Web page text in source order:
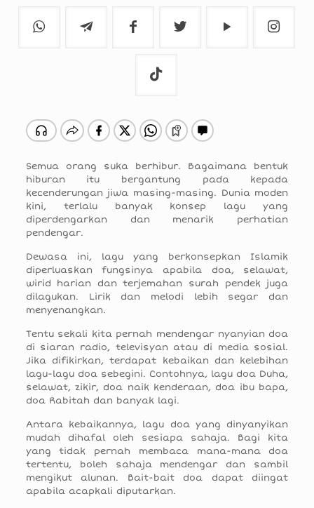
Semua orang suka berhibur. Bagaimana bentuk
hiburan itu bergantung pada kepada
kecenderungan jiwa masing-masing. Dunia moden
kini, terlalu banyak konsep lagu yang
diperdengarkan dan menarik perhatian
pendengar.
Dewasa ini, lagu yang berkonsepkan Islamik
diperluaskan fungsinya apabila doa, selawat,
wirid harian dan terjemahan surah pendek juga
dilagukan. Lirik dan melodi lebih segar dan
menyenangkan.
Tentu sekali kita pernah mendengar nyanyian doa
di siaran radio, televisyan atau di media sosial.
Jika difikirkan, terdapat kebaikan dan kelebihan
lagu-lagu doa sebegini. Contohnya, lagu doa Duha,
selawat, zikir, doa naik kenderaan, doa ibu bapa,
doa Rabitah dan banyak lagi.
Antara kebaikannya, lagu doa yang dinyanyikan
mudah dihafal oleh sesiapa sahaja. Bagi kita
yang tidak pernah membaca mana-mana doa
tertentu, boleh sahaja mendengar dan sambil
mengikut alunan. Bait-bait doa dapat diingat
apabila acapkali diputarkan.